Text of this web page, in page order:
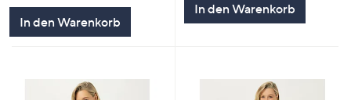
In den Warenkorb
In den Warenkorb